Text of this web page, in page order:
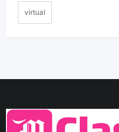
virtual